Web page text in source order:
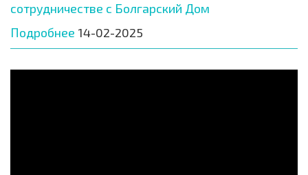
сотрудничестве с Болгарский Дом
Подробнее 14-02-2025